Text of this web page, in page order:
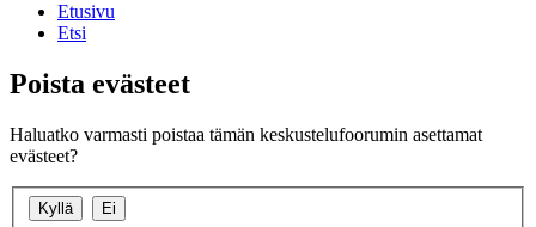
Etusivu
Etsi
Poista evästeet
Haluatko varmasti poistaa tämän keskustelufoorumin asettamat
evästeet?